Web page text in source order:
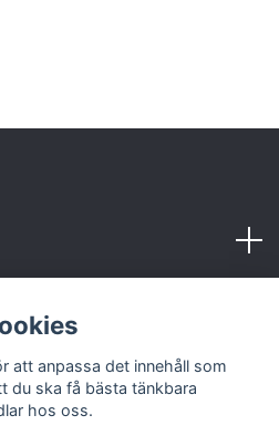
att anpassa det innehåll som
du ska få bästa tänkbara
hos oss.